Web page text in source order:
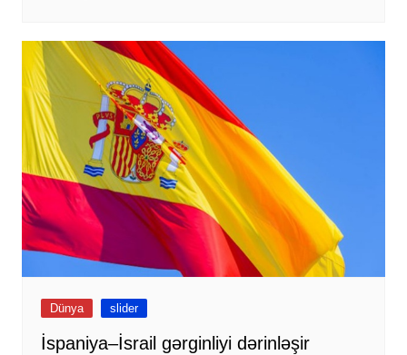
Dünya slider
İspaniya–İsrail gərginliyi dərinləşir